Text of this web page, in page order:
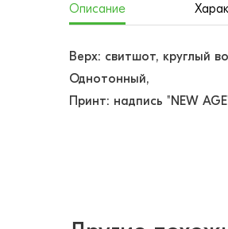
Описание
Верх: свитшот, круглый
Однотонный,
Принт: надпись "NEW